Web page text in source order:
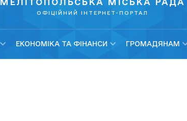
ОФІЦІЙНИЙ ІНТЕРНЕТ-ПОРТАЛ
ЕКОНОМІКА ТА ФІНАНСИ ГРОМАДЯНАМ